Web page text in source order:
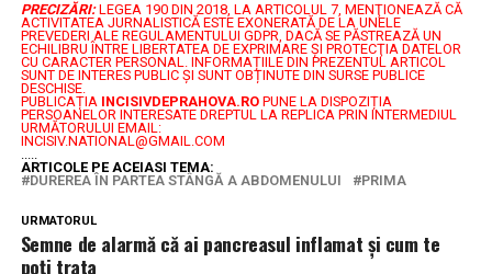
PRECIZĂRI: LEGEA 190 DIN 2018, LA ARTICOLUL 7, MENŢIONEAZĂ CĂ
ACTIVITATEA JURNALISTICĂ ESTE EXONERATĂ DE LA UNELE
PREVEDERI ALE REGULAMENTULUI GDPR, DACĂ SE PĂSTREAZĂ UN
ECHILIBRU ÎNTRE LIBERTATEA DE EXPRIMARE ŞI PROTECŢIA DATELOR
CU CARACTER PERSONAL. INFORMAȚIILE DIN PREZENTUL ARTICOL
SUNT DE INTERES PUBLIC ȘI SUNT OBȚINUTE DIN SURSE PUBLICE
DESCHISE.
PUBLICAȚIA INCISIVDEPRAHOVA.ROPUNE LA DISPOZIȚIA
PERSOANELOR INTERESATE DREPTUL LA REPLICA PRIN INTERMEDIUL
URMĂTORULUI EMAIL:
INCISIV.NATIONAL@GMAIL.COM
.....
ARTICOLE PE ACEIASI TEMA:
DUREREA ÎN PARTEA STÂNGĂ A ABDOMENULUI
PRIMA
URMATORUL
Semne de alarmă că ai pancreasul inflamat și cum te
poți trata